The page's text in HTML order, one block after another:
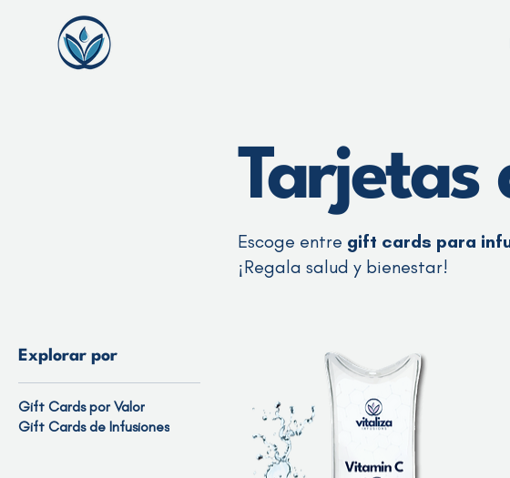
Escoge entre gift cards para
¡Regala salud y bienestar!
Tarjetas
Explorar por
Gift Cards por Valor
Gift Cards de Infusiones